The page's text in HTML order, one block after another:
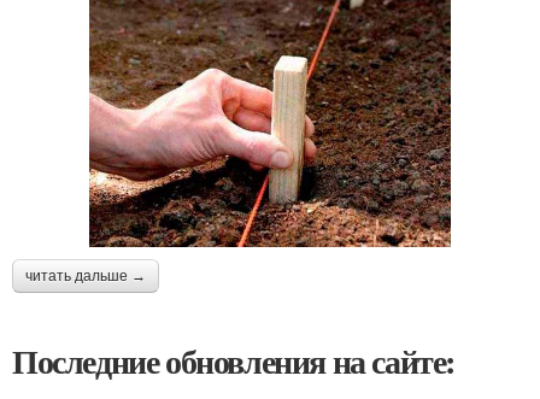
читать дальше →
Последние обновления на сайте: